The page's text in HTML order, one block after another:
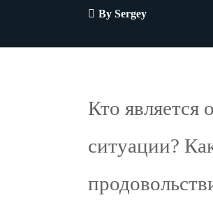
By Sergey
Кто
ситуации?